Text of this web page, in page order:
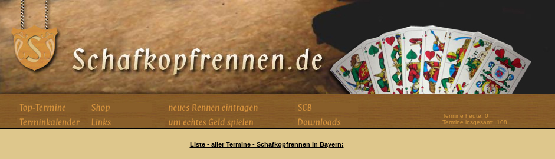
Termine heute: 0
Termine insgesamt: 108
Liste - aller Termine - Schafkopfrennen in Bayern: